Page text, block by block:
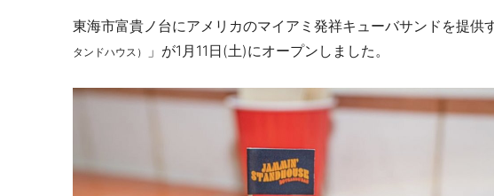
東海市富貴ノ台にアメリカのマイアミ発祥キューバサンドを提供
タンドハウス）
」が1月11日(土)にオープンしました。